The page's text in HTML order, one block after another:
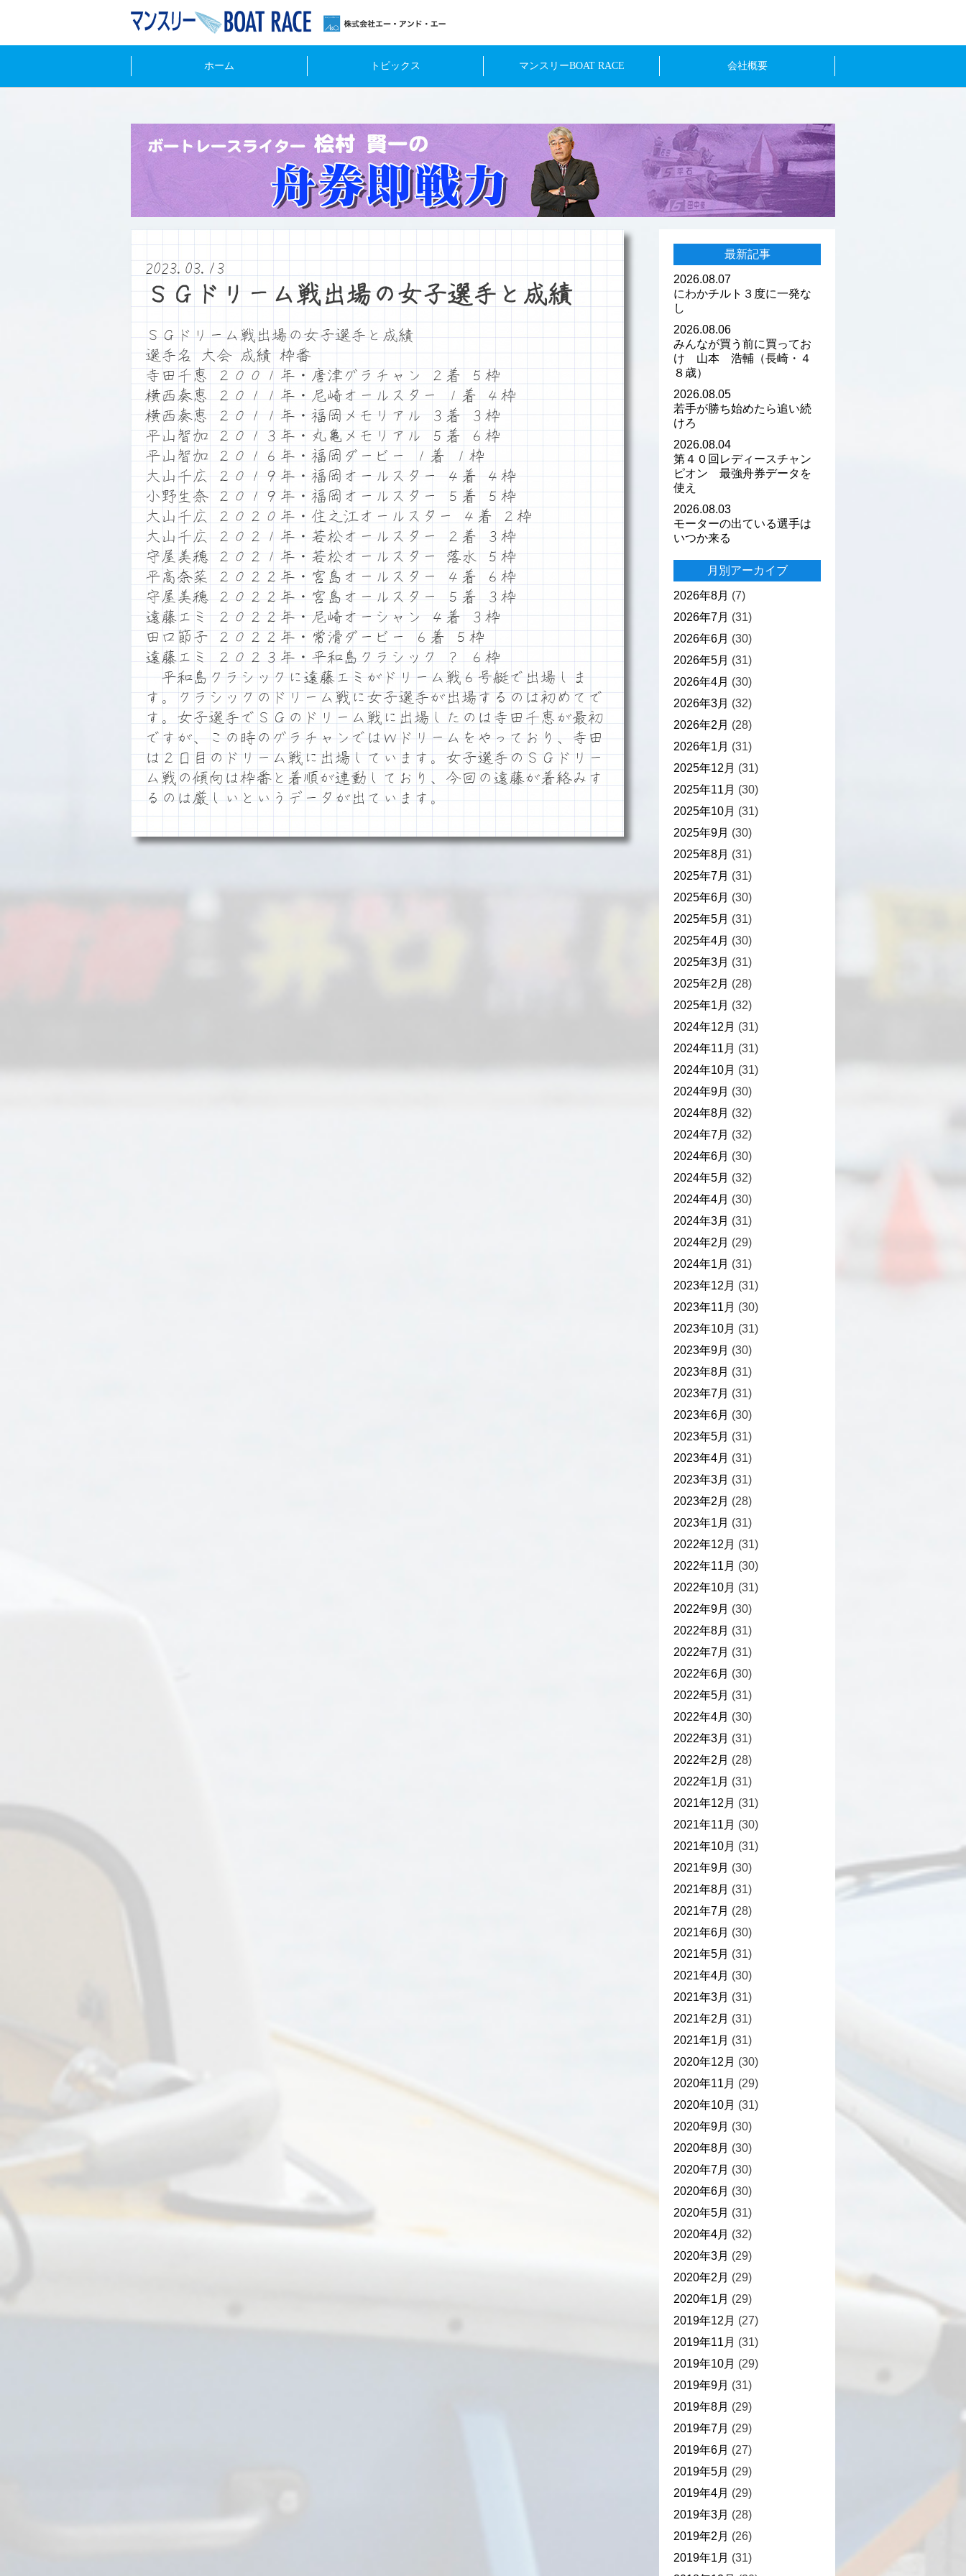
ホーム トピックス マンスリーBOAT RACE 会社概要
2023.03.13
ＳＧドリーム戦出場の女子選手と成績
ＳＧドリーム戦出場の女子選手と成績
選手名 大会 成績 枠番
寺田千恵 ２００１年・唐津グラチャン ２着 ５枠
横西奏恵 ２０１１年・尼崎オールスター １着 ４枠
横西奏恵 ２０１１年・福岡メモリアル ３着 ３枠
平山智加 ２０１３年・丸亀メモリアル ５着 ６枠
平山智加 ２０１６年・福岡ダービー １着 １枠
大山千広 ２０１９年・福岡オールスター ４着 ４枠
小野生奈 ２０１９年・福岡オールスター ５着 ５枠
大山千広 ２０２０年・住之江オールスター ４着 ２枠
大山千広 ２０２１年・若松オールスター ２着 ３枠
守屋美穂 ２０２１年・若松オールスター 落水 ５枠
平高奈菜 ２０２２年・宮島オールスター ４着 ６枠
守屋美穂 ２０２２年・宮島オールスター ５着 ３枠
遠藤エミ ２０２２年・尼崎オーシャン ４着 ３枠
田口節子 ２０２２年・常滑ダービー ６着 ５枠
遠藤エミ ２０２３年・平和島クラシック ？ ６枠
平和島クラシックに遠藤エミがドリーム戦６号艇で出場しま
す。クラシックのドリーム戦に女子選手が出場するのは初めてで
す。女子選手でＳＧのドリーム戦に出場したのは寺田千恵が最初
ですが、この時のグラチャンではＷドリームをやっており、寺田
は２日目のドリーム戦に出場しています。女子選手のＳＧドリー
ム戦の傾向は枠番と着順が連動しており、今回の遠藤が着絡みす
るのは厳しいというデータが出ています。
最新記事
2026.08.07
にわかチルト３度に一発な
し
2026.08.06
みんなが買う前に買ってお
け 山本 浩輔（長崎・４
８歳）
2026.08.05
若手が勝ち始めたら追い続
けろ
2026.08.04
第４０回レディースチャン
ピオン 最強舟券データを
使え
2026.08.03
モーターの出ている選手は
いつか来る
月別アーカイブ
2026年8月 (7)
2026年7月 (31)
2026年6月 (30)
2026年5月 (31)
2026年4月 (30)
2026年3月 (32)
2026年2月 (28)
2026年1月 (31)
2025年12月 (31)
2025年11月 (30)
2025年10月 (31)
2025年9月 (30)
2025年8月 (31)
2025年7月 (31)
2025年6月 (30)
2025年5月 (31)
2025年4月 (30)
2025年3月 (31)
2025年2月 (28)
2025年1月 (32)
2024年12月 (31)
2024年11月 (31)
2024年10月 (31)
2024年9月 (30)
2024年8月 (32)
2024年7月 (32)
2024年6月 (30)
2024年5月 (32)
2024年4月 (30)
2024年3月 (31)
2024年2月 (29)
2024年1月 (31)
2023年12月 (31)
2023年11月 (30)
2023年10月 (31)
2023年9月 (30)
2023年8月 (31)
2023年7月 (31)
2023年6月 (30)
2023年5月 (31)
2023年4月 (31)
2023年3月 (31)
2023年2月 (28)
2023年1月 (31)
2022年12月 (31)
2022年11月 (30)
2022年10月 (31)
2022年9月 (30)
2022年8月 (31)
2022年7月 (31)
2022年6月 (30)
2022年5月 (31)
2022年4月 (30)
2022年3月 (31)
2022年2月 (28)
2022年1月 (31)
2021年12月 (31)
2021年11月 (30)
2021年10月 (31)
2021年9月 (30)
2021年8月 (31)
2021年7月 (28)
2021年6月 (30)
2021年5月 (31)
2021年4月 (30)
2021年3月 (31)
2021年2月 (31)
2021年1月 (31)
2020年12月 (30)
2020年11月 (29)
2020年10月 (31)
2020年9月 (30)
2020年8月 (30)
2020年7月 (30)
2020年6月 (30)
2020年5月 (31)
2020年4月 (32)
2020年3月 (29)
2020年2月 (29)
2020年1月 (29)
2019年12月 (27)
2019年11月 (31)
2019年10月 (29)
2019年9月 (31)
2019年8月 (29)
2019年7月 (29)
2019年6月 (27)
2019年5月 (29)
2019年4月 (29)
2019年3月 (28)
2019年2月 (26)
2019年1月 (31)